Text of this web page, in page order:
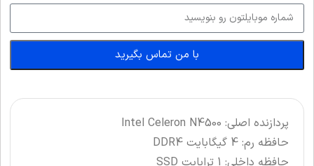
با من تماس بگیرید
پردازنده اصلی: Intel Celeron N4500
حافظه رم: 4 گیگابایت DDR4
حافظه داخلی: 1 ترابایت SSD